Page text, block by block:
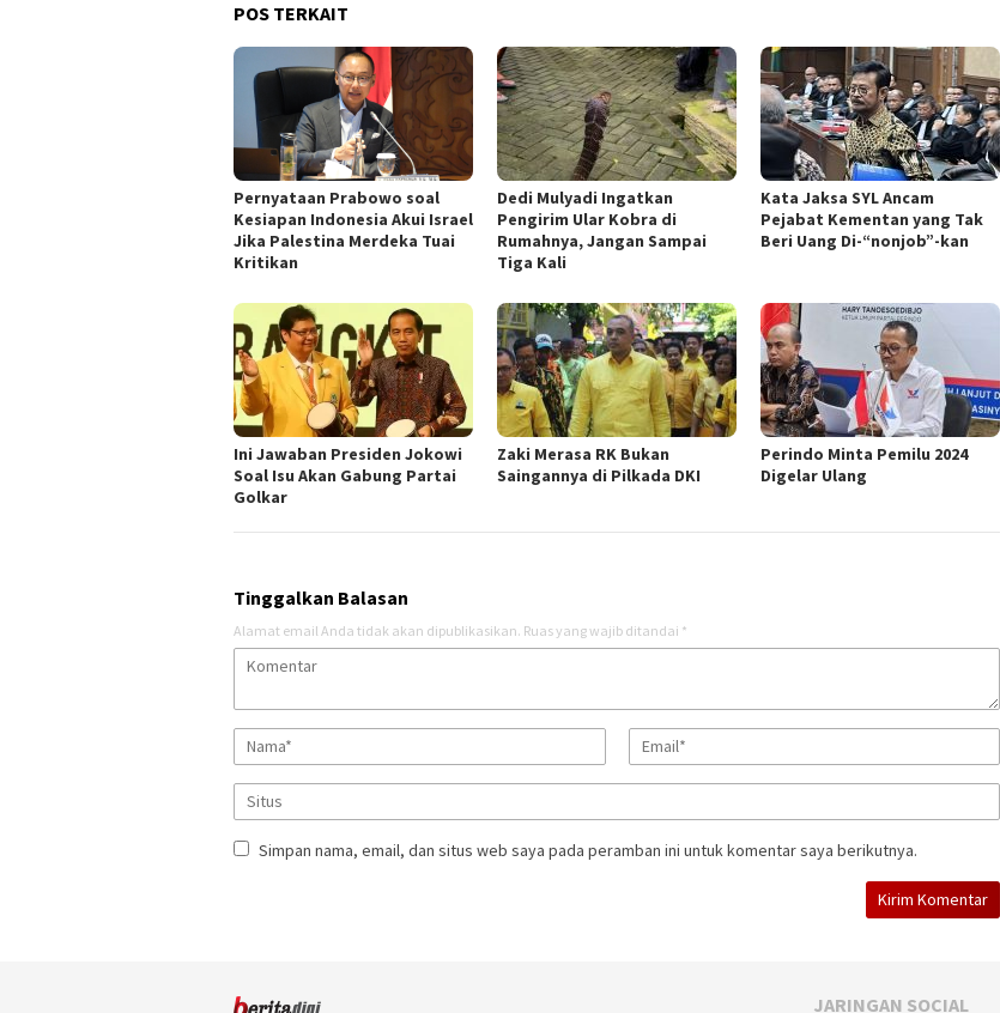
POS TERKAIT
Pernyataan Prabowo soal
Kesiapan Indonesia Akui Israel
Jika Palestina Merdeka Tuai
Kritikan
Dedi Mulyadi Ingatkan
Pengirim Ular Kobra di
Rumahnya, Jangan Sampai
Tiga Kali
Kata Jaksa SYL Ancam
Pejabat Kementan yang Tak
Beri Uang Di-“nonjob”-kan
Ini Jawaban Presiden Jokowi
Soal Isu Akan Gabung Partai
Golkar
Zaki Merasa RK Bukan
Saingannya di Pilkada DKI
Perindo Minta Pemilu 2024
Digelar Ulang
Tinggalkan Balasan
Alamat email Anda tidak akan dipublikasikan. Ruas yang wajib ditandai *
Simpan nama, email, dan situs web saya pada peramban ini untuk komentar saya berikutnya.
JARINGAN SOCIAL